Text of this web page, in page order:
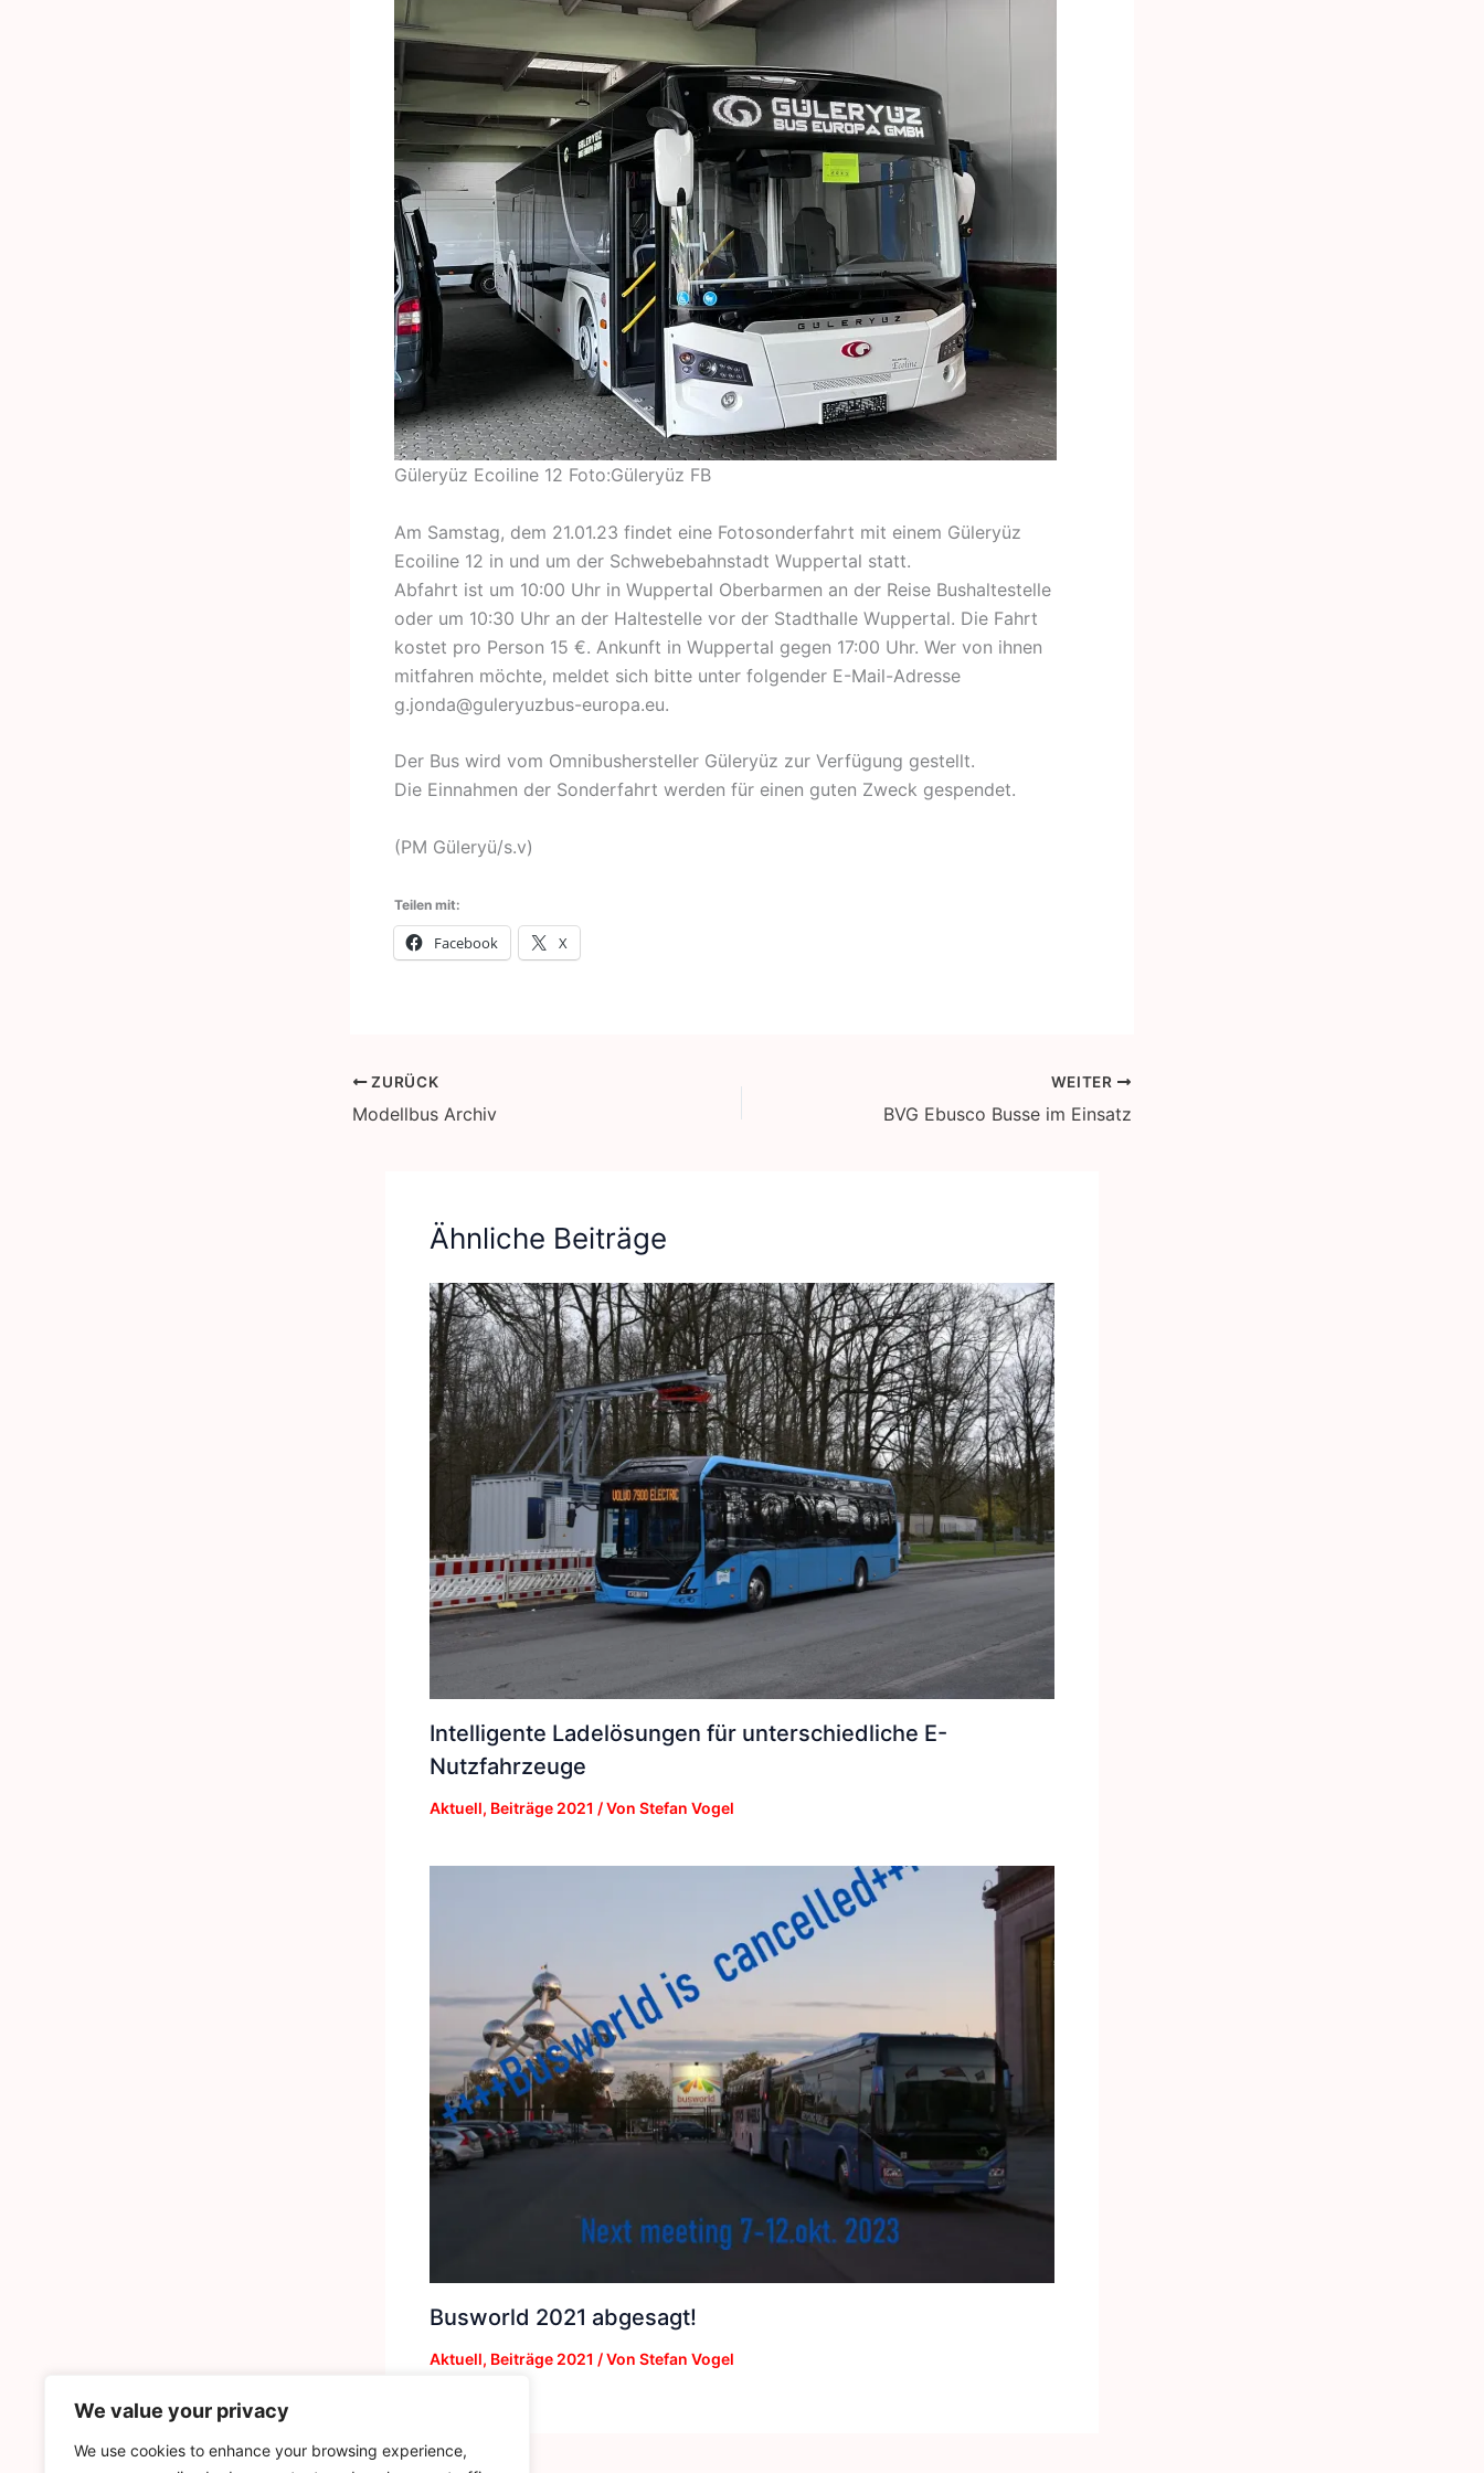
We value your privacy
We use cookies to enhance your browsing experience,
Güleryüz Ecoiline 12 Foto:Güleryüz FB
Am Samstag, dem 21.01.23 findet eine Fotosonderfahrt mit einem Güleryüz
Ecoiline 12 in und um der Schwebebahnstadt Wuppertal statt.
Abfahrt ist um 10:00 Uhr in Wuppertal Oberbarmen an der Reise Bushaltestelle
oder um 10:30 Uhr an der Haltestelle vor der Stadthalle Wuppertal. Die Fahrt
kostet pro Person 15 €. Ankunft in Wuppertal gegen 17:00 Uhr. Wer von ihnen
mitfahren möchte, meldet sich bitte unter folgender E-Mail-Adresse
g.jonda@guleryuzbus-europa.eu.
Der Bus wird vom Omnibushersteller Güleryüz zur Verfügung gestellt.
Die Einnahmen der Sonderfahrt werden für einen guten Zweck gespendet.
(PM Güleryü/s.v)
Teilen mit:
Facebook X
ZURÜCK
Modellbus Archiv
WEITER
BVG Ebusco Busse im Einsatz
Ähnliche Beiträge
Intelligente Ladelösungen für unterschiedliche E-
Nutzfahrzeuge
Aktuell, Beiträge 2021 / Von Stefan Vogel
Busworld 2021 abgesagt!
Aktuell, Beiträge 2021 / Von Stefan Vogel